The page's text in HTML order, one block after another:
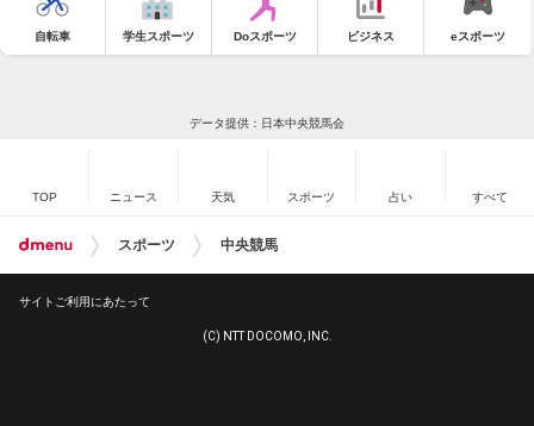
自転車 学生スポーツ Doスポーツ ビジネス eスポーツ
データ提供：日本中央競馬会
TOP ニュース 天気 スポーツ 占い すべて
スポーツ 中央競馬
サイトご利用にあたって
(C) NTT DOCOMO, INC.